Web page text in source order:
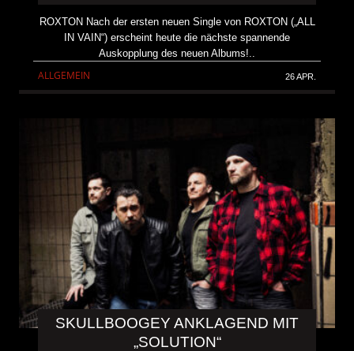
ROXTON Nach der ersten neuen Single von ROXTON („ALL
IN VAIN“) erscheint heute die nächste spannende
Auskopplung des neuen Albums!..
ALLGEMEIN 26 APR.
SKULLBOOGEY ANKLAGEND MIT
„SOLUTION“